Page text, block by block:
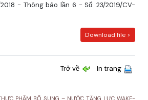
- Thông báo lần 6 - Số: 23/2019/CV-
Download file >
Trở về In trang
PHẨM BỔ SUNG – NƯỚC TĂNG LỰC WAKE-